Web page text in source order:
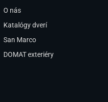
O nás
Katalógy dverí
San Marco
DOMAT exteriéry